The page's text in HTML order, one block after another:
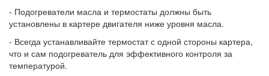
- Подогреватели масла и термостаты должны быть
установлены в картере двигателя ниже уровня масла.
- Всегда устанавливайте термостат с одной стороны картера,
что и сам подогреватель для эффективного контроля за
температурой.